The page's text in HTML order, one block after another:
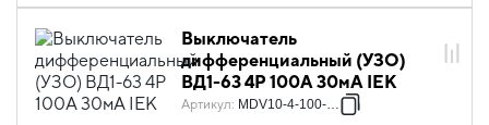
Выключатель
дифференциальный (УЗО)
ВД1-63 4Р 100А 30мА IEK
Артикул: MDV10-4-100-030